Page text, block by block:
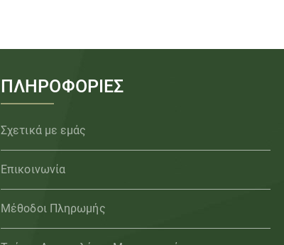
ΠΛΗΡΟΦΟΡΙΕΣ
Σχετικά με εμάς
Επικοινωνία
Μέθοδοι Πληρωμής